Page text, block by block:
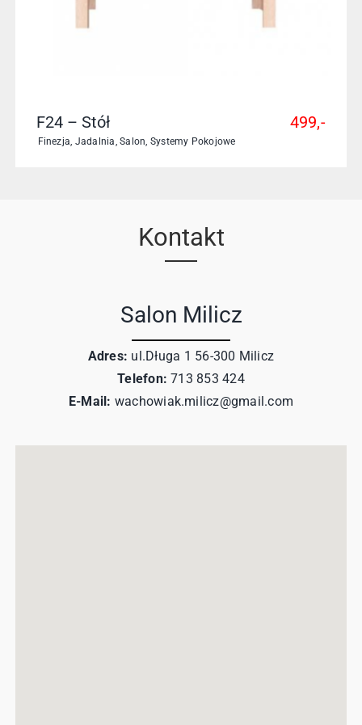
F24 – Stół
Finezja Jadalnia ,Salon Systemy Pokojowe
499,-
Kontakt
Salon Milicz
Adres: ul.Długa 1 56-300 Milicz
Telefon: 713 853 424
E-Mail: wachowiak.milicz@gmail.com